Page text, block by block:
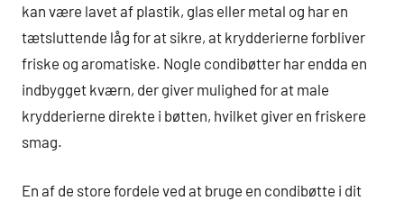
kan være lavet af plastik, glas eller metal og har en
tætsluttende låg for at sikre, at krydderierne forbliver
friske og aromatiske. Nogle condibøtter har endda en
indbygget kværn, der giver mulighed for at male
krydderierne direkte i bøtten, hvilket giver en friskere
smag.
En af de store fordele ved at bruge en condibøtte i dit